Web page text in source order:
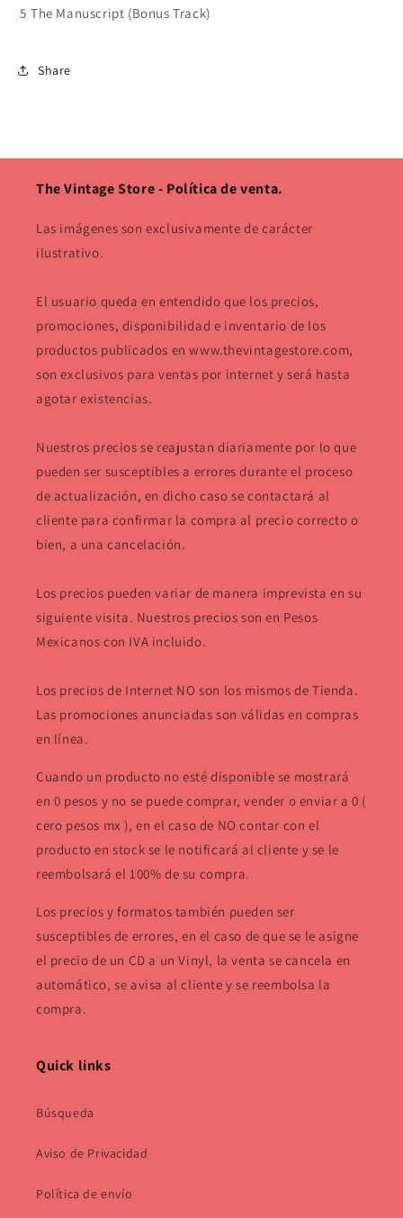
5 The Manuscript (Bonus Track)
Share
The Vintage Store - Política de venta.
Las imágenes son exclusivamente de carácter
ilustrativo.
El usuario queda en entendido que los precios,
promociones, disponibilidad e inventario de los
productos publicados en www.thevintagestore.com,
son exclusivos para ventas por internet y será hasta
agotar existencias.
Nuestros precios se reajustan diariamente por lo que
pueden ser susceptibles a errores durante el proceso
de actualización, en dicho caso se contactará al
cliente para confirmar la compra al precio correcto o
bien, a una cancelación.
Los precios pueden variar de manera imprevista en su
siguiente visita. Nuestros precios son en Pesos
Mexicanos con IVA incluido.
Los precios de Internet NO son los mismos de Tienda.
Las promociones anunciadas son válidas en compras
en línea.
Cuando un producto no esté disponible se mostrará
en 0 pesos y no se puede comprar, vender o enviar a 0 (
cero pesos mx ), en el caso de NO contar con el
producto en stock se le notificará al cliente y se le
reembolsará el 100% de su compra.
Los precios y formatos también pueden ser
susceptibles de errores, en el caso de que se le asigne
el precio de un CD a un Vinyl, la venta se cancela en
automático, se avisa al cliente y se reembolsa la
compra.
Quick links
Búsqueda
Aviso de Privacidad
Política de envío